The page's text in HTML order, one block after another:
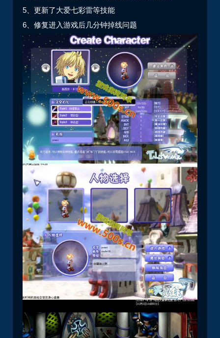
5、更新了大爱七彩雷等技能
6、修复进入游戏后几分钟掉线问题